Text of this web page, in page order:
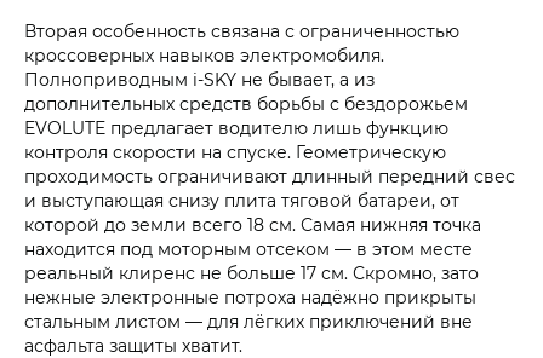
Вторая особенность связана с ограниченностью
кроссоверных навыков электромобиля.
Полноприводным i‑SKY не бывает, а из
дополнительных средств борьбы с бездорожьем
EVOLUTE предлагает водителю лишь функцию
контроля скорости на спуске. Геометрическую
проходимость ограничивают длинный передний свес
и выступающая снизу плита тяговой батареи, от
которой до земли всего 18 см. Самая нижняя точка
находится под моторным отсеком — в этом месте
реальный клиренс не больше 17 см. Скромно, зато
нежные электронные потроха надёжно прикрыты
стальным листом — для лёгких приключений вне
асфальта защиты хватит.